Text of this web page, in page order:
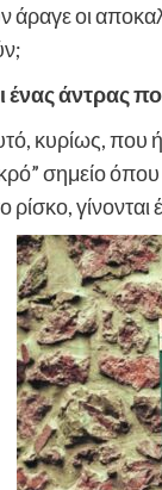
οι
άντρας
κυρίως, που
σημείο
γίνονται